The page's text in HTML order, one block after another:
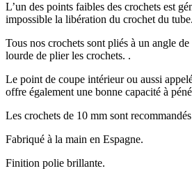
L’un des points faibles des crochets est
impossible la libération du crochet du tube.
Tous nos crochets sont pliés à un angle
lourde de plier les crochets. .
Le point de coupe intérieur ou aussi
offre également une bonne capacité à
Les crochets de 10 mm sont
Fabriqué à la main en Espagne.
Finition polie brillante.